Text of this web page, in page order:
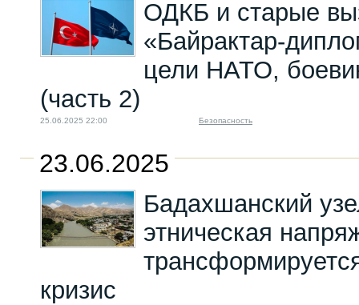
ОДКБ и старые
«Байрактар-
цели НАТО,
(часть 2)
25.06.2025 22:00 Безопасность
23.06.2025
Бадахшанский
этническая
кризис